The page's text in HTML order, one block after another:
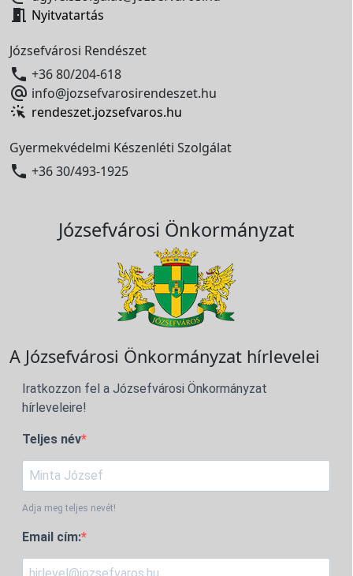
 Nyitvatartás
Józsefvárosi Rendészet
 +36 80/204-618
 info@jozsefvarosirendeszet.hu
rendeszet.jozsefvaros.hu
Gyermekvédelmi Készenléti Szolgálat
 +36 30/493-1925
Józsefvárosi Önkormányzat
A Józsefvárosi Önkormányzat hírlevelei
Iratkozzon fel a Józsefvárosi Önkormányzat
hírleveleire!
Teljes név
Adja meg teljes nevét!
Email cím: